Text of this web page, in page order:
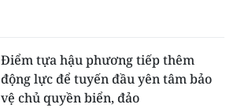
Điểm tựa hậu phương tiếp thêm
động lực để tuyến đầu yên tâm bảo
vệ chủ quyền biển, đảo